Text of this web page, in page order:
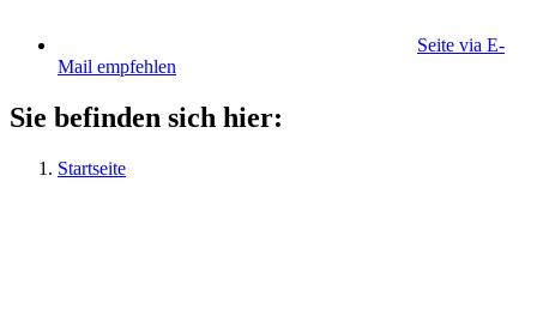
Seite via E-
Mail empfehlen
Sie befinden sich hier:
Startseite